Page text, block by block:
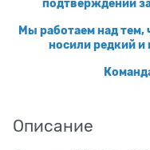
подтверждении
Мы работаем над
носили редкий и
Описание